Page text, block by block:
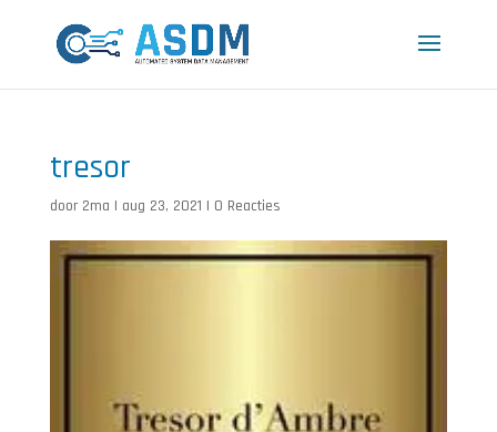
tresor
door 2ma | aug 23, 2021 | 0 Reacties